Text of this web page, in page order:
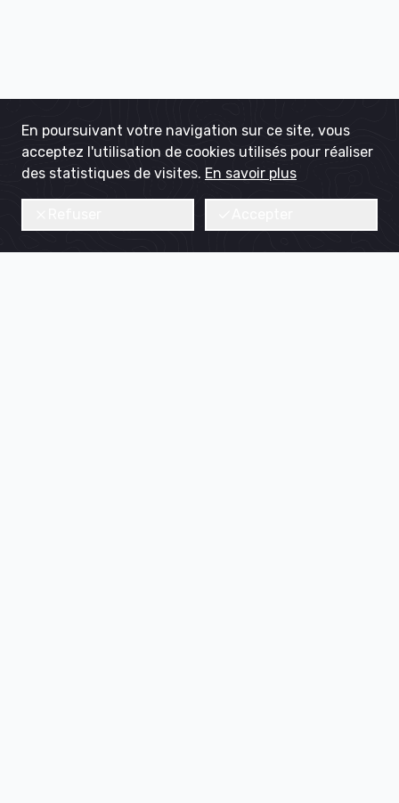
En poursuivant votre navigation sur ce site, vous
acceptez l'utilisation de cookies utilisés pour réaliser
des statistiques de visites. En savoir plus